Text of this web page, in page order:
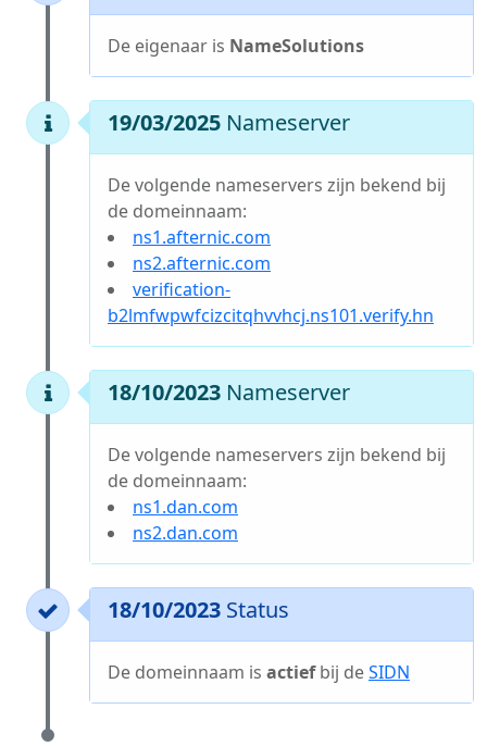
De eigenaar is NameSolutions
19/03/2025 Nameserver
De volgende nameservers zijn bekend bij
de domeinnaam:
ns1.afternic.com
ns2.afternic.com
verification-
b2lmfwpwfcizcitqhvvhcj.ns101.verify.hn
18/10/2023 Nameserver
De volgende nameservers zijn bekend bij
de domeinnaam:
ns1.dan.com
ns2.dan.com
18/10/2023 Status
De domeinnaam is actiefbij deSIDN